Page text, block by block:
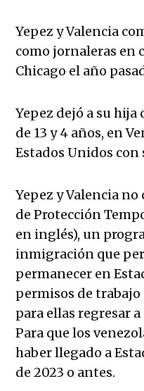
Yepez y Valencia
como jornaleras en
Chicago el año
Yepez dejó a su hija
de 13 y 4 años, en
Estados Unidos con
Yepez y Valencia
de Protección
en inglés), un
inmigración que
permanecer en
permisos de trabajo
para ellas regresar
Para que los
haber llegado a
de 2023 o antes.